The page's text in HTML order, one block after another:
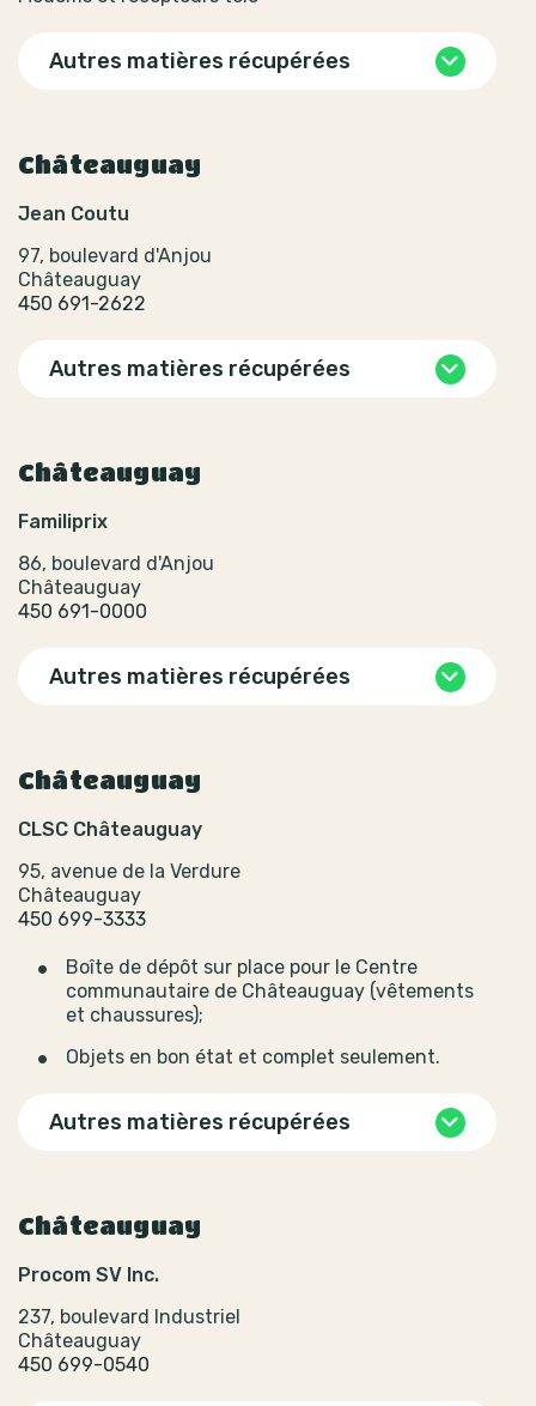
Autres matières récupérées
Châteauguay
Jean Coutu
97, boulevard d'Anjou
Châteauguay
450 691-2622
Autres matières récupérées
Châteauguay
Familiprix
86, boulevard d'Anjou
Châteauguay
450 691-0000
Autres matières récupérées
Châteauguay
CLSC Châteauguay
95, avenue de la Verdure
Châteauguay
450 699-3333
Boîte de dépôt sur place pour le Centre
communautaire de Châteauguay (vêtements
et chaussures);
Objets en bon état et complet seulement.
Autres matières récupérées
Châteauguay
Procom SV Inc.
237, boulevard Industriel
Châteauguay
450 699-0540